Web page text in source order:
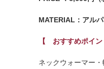
MATERIAL：アル
【 おすすめポイ
ネックウォーマー・